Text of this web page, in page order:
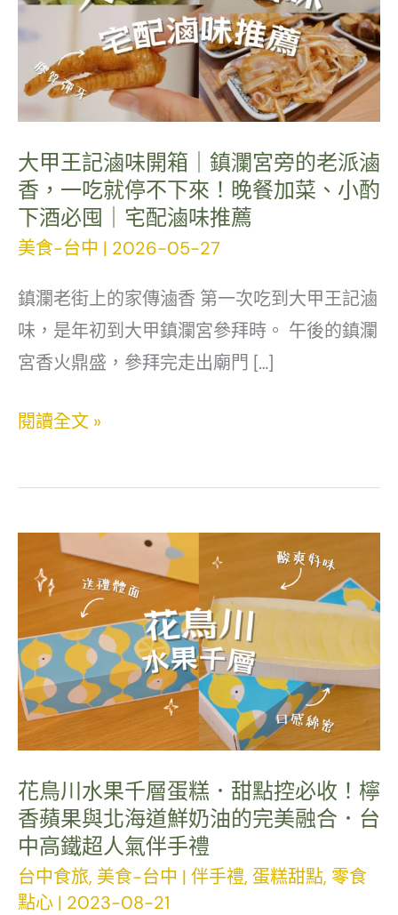
大甲王記滷味開箱｜鎮瀾宮旁的老派滷
香，一吃就停不下來！晚餐加菜、小酌
下酒必囤｜宅配滷味推薦
美食-台中 | 2026-05-27
鎮瀾老街上的家傳滷香 第一次吃到大甲王記滷
味，是年初到大甲鎮瀾宮參拜時。 午後的鎮瀾
宮香火鼎盛，參拜完走出廟門 […]
大
王
味
箱
｜
鎮
瀾
旁
的
老
派
閱讀全文 »
花鳥川水果千層蛋糕．甜點控必收！檸
香蘋果與北海道鮮奶油的完美融合．台
中高鐵超人氣伴手禮
台中食旅, 美食-台中 | 伴手禮, 蛋糕甜點, 零食
點心 | 2023-08-21